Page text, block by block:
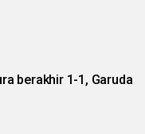
berakhir 1-1, Garuda